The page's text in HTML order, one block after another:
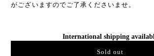
がございますのでご了承くださいませ。
International shipping
Sold out